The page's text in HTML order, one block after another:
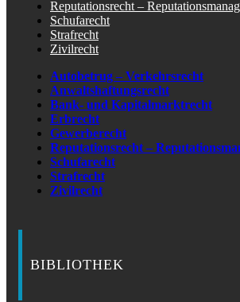
Reputationsrecht –
Schufarecht
Strafrecht
Zivilrecht
Autobetrug – Verkehrsrecht
Anwaltshaftungsrecht
Bank- und Kapitalmarktrecht
Erbrecht
Gewerberecht
Reputationsrecht –
Schufarecht
Strafrecht
Zivilrecht
BIBLIOTHEK